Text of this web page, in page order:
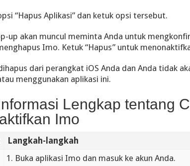
“Hapus Aplikasi” dan ketuk opsi tersebut.
up akan muncul meminta Anda untuk
Imo. Ketuk “Hapus” untuk
dari perangkat iOS Anda dan Anda tidak
menggunakan aplikasi ini.
Lengkap tentang
Imo
Langkah-langkah
Buka aplikasi Imo dan masuk ke akun Anda.